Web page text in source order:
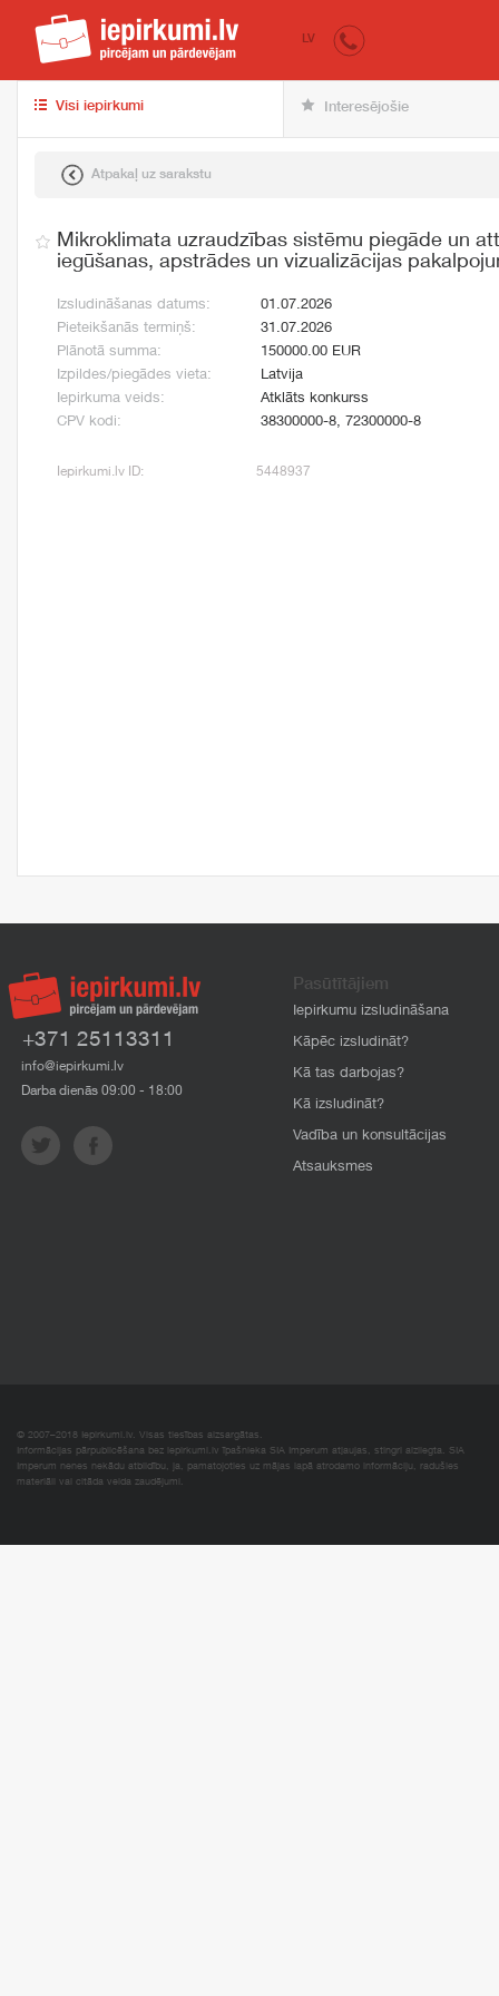
iepirkumi.lv
LV
Visi iepirkumi Interesējošie
Atpakaļ uz sarakstu
Mikroklimata uzraudzības sistēmu piegāde un
iegūšanas, apstrādes un vizualizācijas
Izsludināšanas datums:
01.07.2026
Pieteikšanās termiņš:
31.07.2026
Plānotā summa:
150000.00 EUR
Izpildes/piegādes vieta:
Latvija
Iepirkuma veids:
Atklāts konkurss
CPV kodi:
38300000-8, 72300000-8
Iepirkumi.lv ID: 5448937
+371 25113311
info@iepirkumi.lv
Darba dienās 09:00 - 18:00
Pasūtītājiem
Iepirkumu izsludināšana
Kāpēc izsludināt?
Kā tas darbojas?
Kā izsludināt?
Vadība un konsultācijas
Atsauksmes
© 2007–2018 Iepirkumi.lv. Visas tiesības aizsargātas.
Informācijas pārpublicēšana bez iepirkumi.lv īpašnieka SIA Imperum atļaujas, stingri aizliegta. SIA
Imperum nenes nekādu atbildību, ja, pamatojoties uz mājas lapā atrodamo informāciju, radušies
materiāli vai citāda veida zaudējumi.